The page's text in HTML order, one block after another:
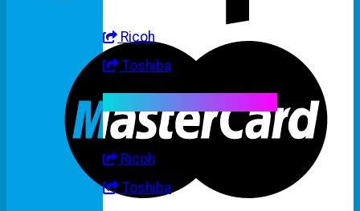
Ricoh
Toshiba
Ricoh
Toshiba